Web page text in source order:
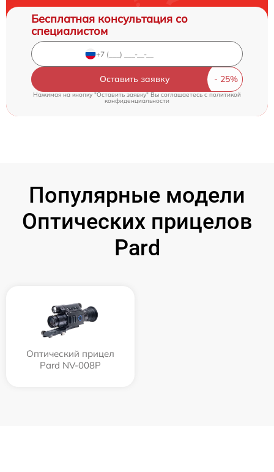
Бесплатная консультация со
специалистом
Оставить заявку
Нажимая на кнопку "Оставить заявку" Вы соглашаетесь c политикой
конфиденциальности
Популярные модели
Оптических прицелов
Pard
Оптический прицел
Pard NV-008P